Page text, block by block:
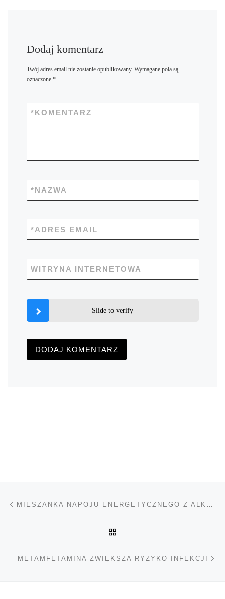
Dodaj komentarz
Twój adres email nie zostanie opublikowany. Wymagane pola są
oznaczone *
KOMENTARZ
*
NAZWA
*
ADRES EMAIL
*
WITRYNA INTERNETOWA
Slide to verify
Nawigacja wpisu
METAMFETAMINA ZWIĘKSZA RYZYKO INFEKCJI